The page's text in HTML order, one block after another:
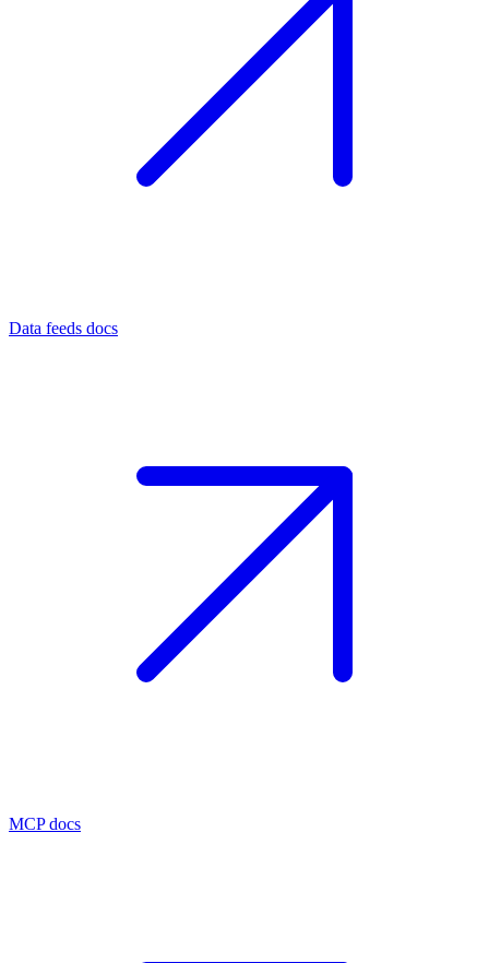
Data feeds docs
MCP docs